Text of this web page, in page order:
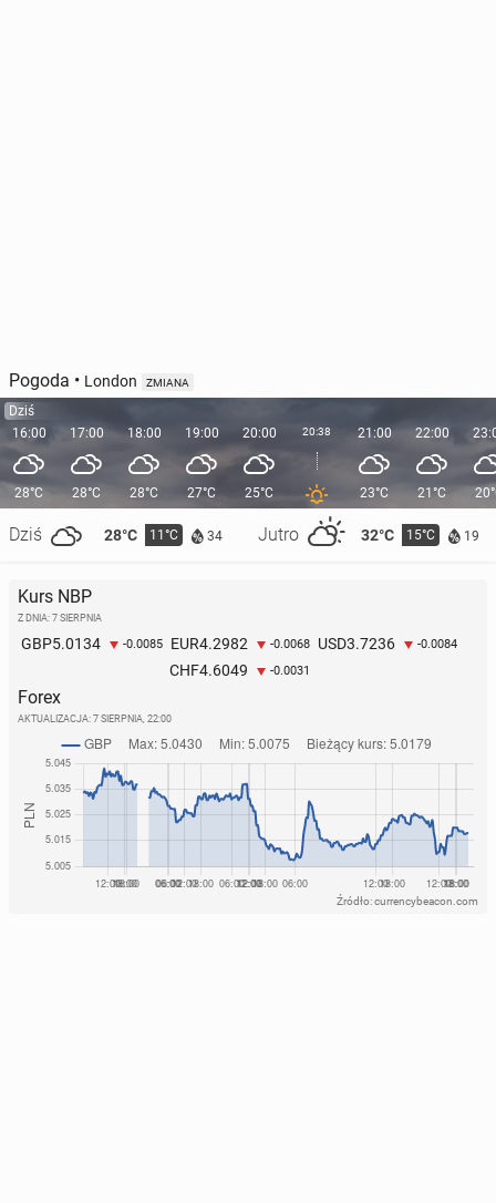
How Poles and Britons Spend on Fun
Pogoda • London ZMIANA
Dziś
16:00
28°C
Dziś 28°C 11°C 34 Jutro 32°C 15°C 19
17:00
28°C
18:00
28°C
19:00
27°C
20:00
25°C
20:38 21:00
23°C
22:00
21°C
Kurs NBP
Z DNIA: 7 SIERPNIA
GBP5.0134 -0.0085 EUR4.2982 -0.0068 USD3.7236 -0.0084
CHF4.6049 -0.0031
Forex
AKTUALIZACJA: 7 SIERPNIA, 22:00
Źródło: currencybeacon.com